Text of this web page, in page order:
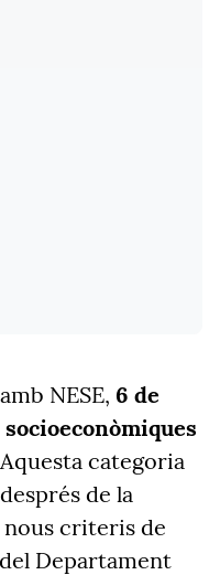
NESE, 6 de
categoria
de la
nous criteris de
Departament